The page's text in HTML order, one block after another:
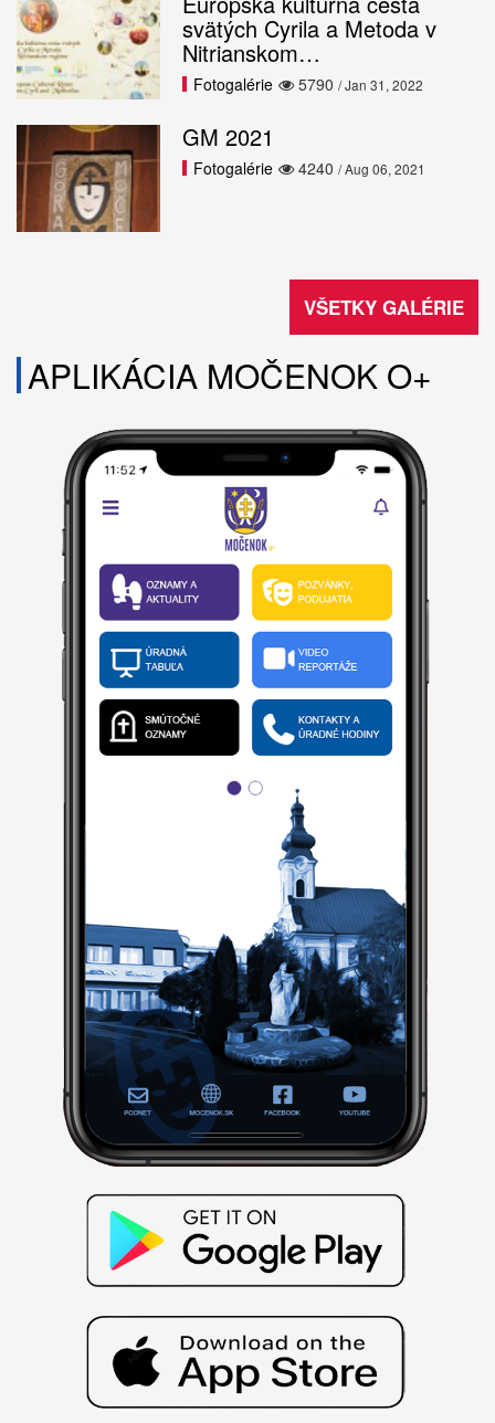
svätých Cyrila a Metoda v
Nitrianskom…
5790
Fotogalérie / Jan 31, 2022
GM 2021
4240
Fotogalérie / Aug 06, 2021
VŠETKY GALÉRIE
APLIKÁCIA MOČENOK O+